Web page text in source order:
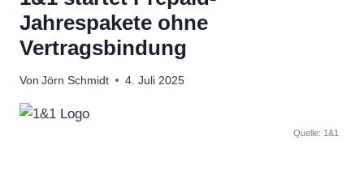
Jahrespakete ohne
Vertragsbindung
Von Jörn Schmidt 4. Juli 2025
Quelle: 1&1